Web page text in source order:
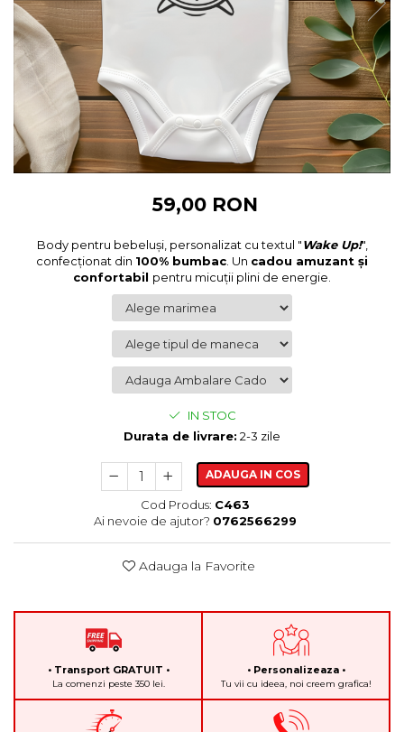
Body bebelusi personalizate
Perne personalizate
Plusuri personalizate
Agende personalizate
Etichete pentru sticla de vin
Cadouri Personalizate Unice
Sorturi Personalizate
Cadouri pentru Doctori
Cadouri Pensionare
Cadouri Profesori
59,00 RON
Body pentru bebeluși, personalizat cu textul "Wake Up!",
confecționat din 100% bumbac . Un cadou amuzant și
confortabil pentru micuții plini de energie.
IN STOC
Durata de livrare: 2-3 zile
ADAUGA IN COS
Cod Produs: C463
Ai nevoie de ajutor? 0762566299
Adauga la Favorite
• Transport GRATUIT •
La comenzi peste 350 lei.
• Personalizeaza •
Tu vii cu ideea, noi creem grafica!